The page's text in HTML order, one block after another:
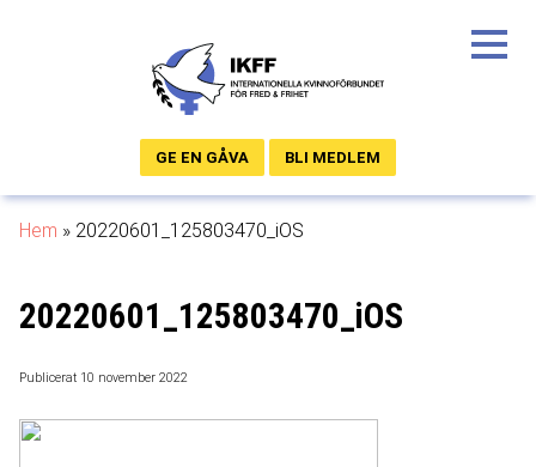
BLI MEDLEM
GE EN GÅVA
Hem » 20220601_125803470_iOS
20220601_125803470_iOS
Publicerat 10 november 2022